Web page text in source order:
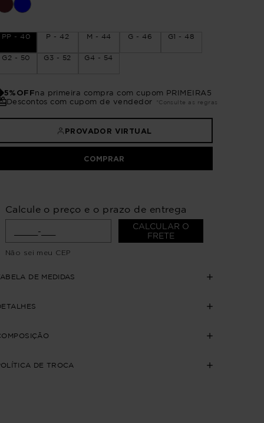
PP - 40 P - 42 M - 44 G - 46 G1 - 48
G2 - 50 G3 - 52 G4 - 54
5%OFFna primeira compra com cupom PRIMEIRA5
Descontos com cupom de vendedor
*Consulte as regras
PROVADOR VIRTUAL
COMPRAR
Calcule o preço e o prazo de entrega
CALCULAR O
FRETE
Não sei meu CEP
DE MEDIDAS
DE TROCA